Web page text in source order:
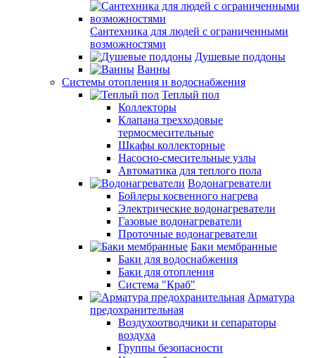
Сантехника для людей с ограниченными
возможностями
Душевые поддоны
Ванны
Системы отопления и водоснабжения
Теплый пол
Коллекторы
Клапана трехходовые
термосмесительные
Шкафы коллекторные
Насосно-смесительные узлы
Автоматика для теплого пола
Водонагреватели
Бойлеры косвенного нагрева
Электрические водонагреватели
Газовые водонагреватели
Проточные водонагреватели
Баки мембранные
Баки для водоснабжения
Баки для отопления
Система "Краб"
Арматура
предохранительная
Воздухоотводчики и сепараторы
воздуха
Группы безопасности